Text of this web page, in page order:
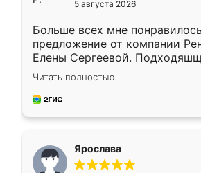
5 августа 2026
Больше всех мне понравилось
предложение от компании
Елены Сергеевой.
короткие сроки
для замера сотрудник
предложил по моему эскизу
Читать полностью
Ярослава